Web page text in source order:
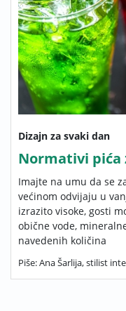
Dizajn za svaki dan
Normativi pića
Imajte na umu da se
većinom odvijaju u
izrazito visoke, gosti
obične vode,
navedenih količina
Piše: Ana Šarlija, stilist